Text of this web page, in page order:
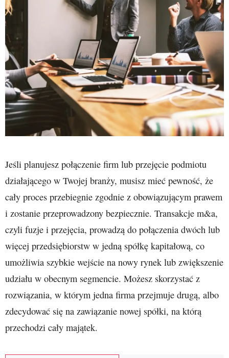
Jeśli planujesz połączenie firm lub przejęcie podmiotu
działającego w Twojej branży, musisz mieć pewność, że
cały proces przebiegnie zgodnie z obowiązującym prawem
i zostanie przeprowadzony bezpiecznie. Transakcje m&a,
czyli fuzje i przejęcia, prowadzą do połączenia dwóch lub
więcej przedsiębiorstw w jedną spółkę kapitałową, co
umożliwia szybkie wejście na nowy rynek lub zwiększenie
udziału w obecnym segmencie. Możesz skorzystać z
rozwiązania, w którym jedna firma przejmuje drugą, albo
zdecydować się na zawiązanie nowej spółki, na którą
przechodzi cały majątek.